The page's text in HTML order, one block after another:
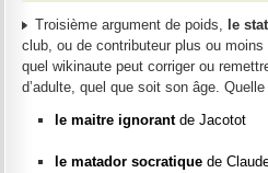
Troisième argument de poids, le
club, ou de contributeur plus ou
quel wikinaute peut corriger ou
d’adulte, quel que soit son âge.
le maitre ignorantde Jacotot
le matador socratique de